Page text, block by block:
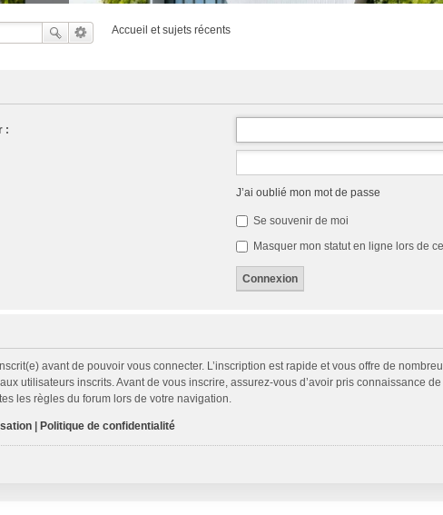
Accueil et sujets récents
:
J’ai oublié mon mot de passe
Se souvenir de moi
Masquer mon statut en ligne lors de
avant de pouvoir vous connecter. L’inscription est rapide et vous offre de
utilisateurs inscrits. Avant de vous inscrire, assurez-vous d’avoir pris connaissance
les règles du forum lors de votre navigation.
Politique de confidentialité